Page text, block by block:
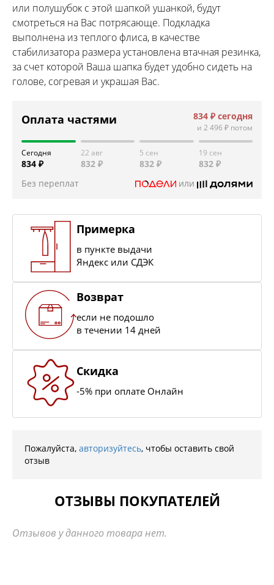
или полушубок с этой шапкой ушанкой, будут
смотреться на Вас потрясающе. Подкладка
выполнена из теплого флиса, в качестве
стабилизатора размера установлена втачная резинка,
за счет которой Ваша шапка будет удобно сидеть на
голове, согревая и украшая Вас.
Оплата частями 834 ₽ сегодня
и 2 496 ₽ потом
Сегодня
834 ₽
22 авг
832 ₽
5 сен
832 ₽
19 сен
832 ₽
Без переплат
или
Примерка
в пункте выдачи
Яндекс или СДЭК
Возврат
если не подошло
в течении 14 дней
Скидка
-5% при оплате Онлайн
Пожалуйста, авторизуйтесь, чтобы оставить свой
отзыв
ОТЗЫВЫ ПОКУПАТЕЛЕЙ
Отзывов у данного товара нет.